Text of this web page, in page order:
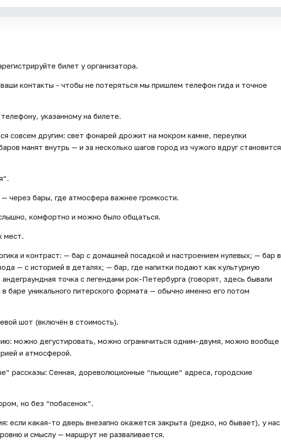
билет у организатора.
контакты - чтобы не потеряться мы пришлем телефон гида и точное
указанному на билете.
совсем другим: свет фонарей дрожит на мокром камне, переулки
манят внутрь — и за несколько шагов город из чужого вдруг становится
через бары, где атмосфера важнее громкости.
комфортно и можно было общаться.
мест.
и контраст: — бар с домашней посадкой и настроением нулевых; — бар в
— с историей в деталях; — бар, где напитки подают как культурную
точка с легендами рок-Петербурга (говорят, здесь бывали
баре уникального питерского формата — обычно именно его потом
шот (включён в стоимость).
можно дегустировать, можно ограничиться одним-двумя, можно вообще
и атмосферой.
рассказы: Сенная, дореволюционные “пьющие” адреса, городские
но без “побасенок”.
если какая-то дверь внезапно окажется закрыта (редко, но бывает), у нас
и смыслу — маршрут не разваливается.